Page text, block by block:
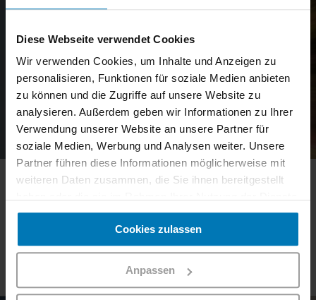
Diese Webseite verwendet Cookies
Wir verwenden Cookies, um Inhalte und Anzeigen zu
personalisieren, Funktionen für soziale Medien anbieten
zu können und die Zugriffe auf unsere Website zu
analysieren. Außerdem geben wir Informationen zu Ihrer
Verwendung unserer Website an unsere Partner für
soziale Medien, Werbung und Analysen weiter. Unsere
Partner führen diese Informationen möglicherweise mit
weiteren Daten zusammen, die Sie ihnen bereitgestellt
gesammelt haben.
Cookies zulassen
Anpassen
Fahrplan & aktuelle Meldungen
Hier geht's zum aktuellen Fahrplan und Meldungen zu
baubedingten oder sonstigen Beeinträchtigungen.
Mehr Info